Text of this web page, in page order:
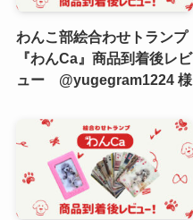
わんこ部絵合わせトランプ
『わんCa』商品到着後レビ
ュー @yugegram1224 様